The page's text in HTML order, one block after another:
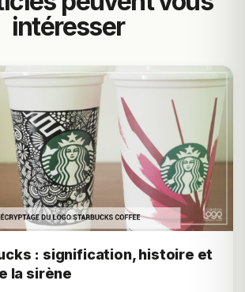
intéresser
: signification, histoire et
la sirène